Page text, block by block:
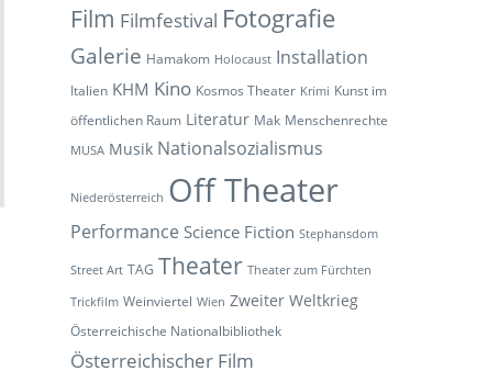
Film Filmfestival Fotografie
Galerie Hamakom Holocaust Installation
Italien KHM Kino Kosmos Theater Krimi Kunst im
öffentlichen Raum Literatur Mak Menschenrechte
MUSA Musik Nationalsozialismus
Niederösterreich Off Theater
Performance Science Fiction Stephansdom
Street Art TAG Theater Theater zum Fürchten
Trickfilm Weinviertel Wien Zweiter Weltkrieg
Österreichische Nationalbibliothek
Österreichischer Film